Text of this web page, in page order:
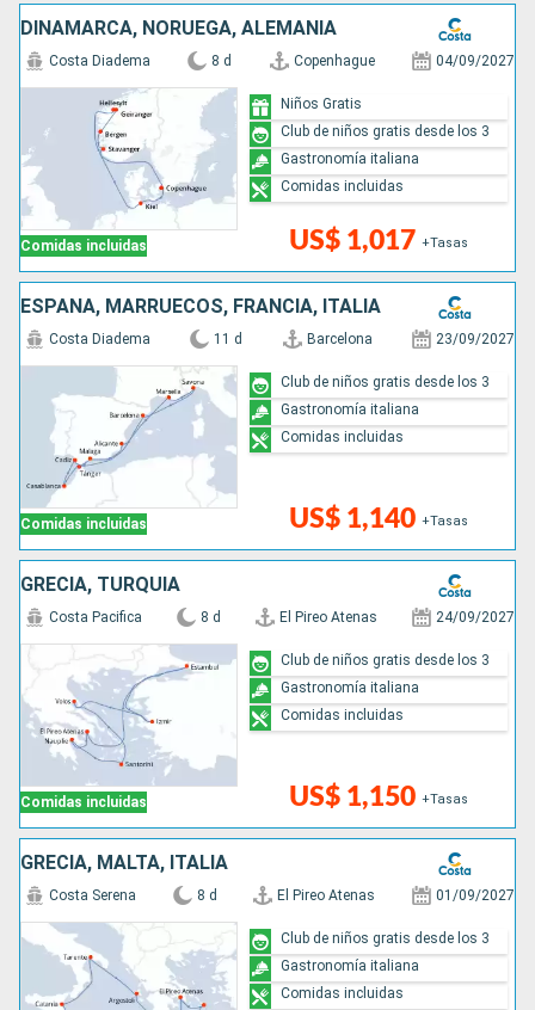
DINAMARCA, NORUEGA, ALEMANIA
Comidas incluidas
Costa Diadema 8 d Copenhague 04/09/2027
US$ 1,017 +Tasas
Niños Gratis
Club de niños gratis desde los 3
Gastronomía italiana
Comidas incluidas
ESPAÑA, MARRUECOS, FRANCIA, ITALIA
Comidas incluidas
Costa Diadema 11 d Barcelona 23/09/2027
US$ 1,140 +Tasas
Club de niños gratis desde los 3
Gastronomía italiana
Comidas incluidas
GRECIA, TURQUÍA
Comidas incluidas
Costa Pacifica 8 d El Pireo Atenas 24/09/2027
US$ 1,150 +Tasas
Club de niños gratis desde los 3
Gastronomía italiana
Comidas incluidas
GRECIA, MALTA, ITALIA
Costa Serena 8 d El Pireo Atenas 01/09/2027
Club de niños gratis desde los 3
Gastronomía italiana
Comidas incluidas